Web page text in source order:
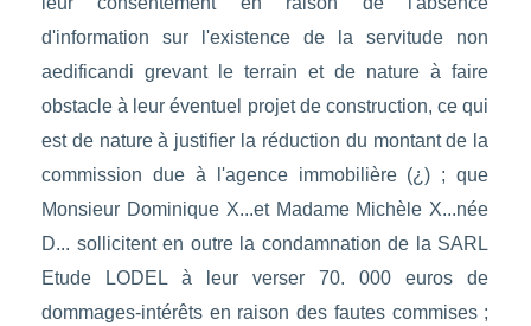
d'information sur l'existence de la servitude non
aedificandi grevant le terrain et de nature à faire
obstacle à leur éventuel projet de construction, ce qui
est de nature à justifier la réduction du montant de la
commission due à l'agence immobilière (¿) ; que
Monsieur Dominique X...et Madame Michèle X...née
D... sollicitent en outre la condamnation de la SARL
Etude LODEL à leur verser 70. 000 euros de
dommages-intérêts en raison des fautes commises ;